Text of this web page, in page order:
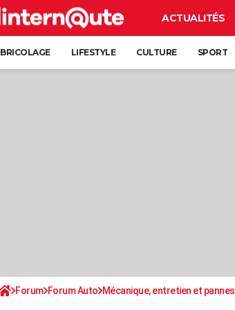
ACTUALITÉS
BRICOLAGE LIFESTYLE CULTURE SPORT
Forum Forum Auto Mécanique, entretien et pannes